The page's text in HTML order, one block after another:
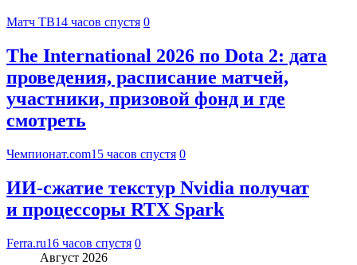
Матч ТВ14 часов спустя 0
The International 2026 по Dota 2: дата
проведения, расписание матчей,
участники, призовой фонд и где
смотреть
Чемпионат.com15 часов спустя 0
ИИ-сжатие текстур Nvidia получат
и процессоры RTX Spark
Ferra.ru16 часов спустя 0
Август 2026